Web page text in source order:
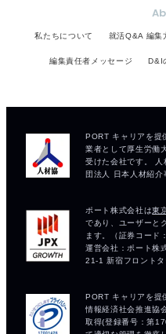
私たちについて 就活Q&A 編集
編集責任者メッセージ D&I